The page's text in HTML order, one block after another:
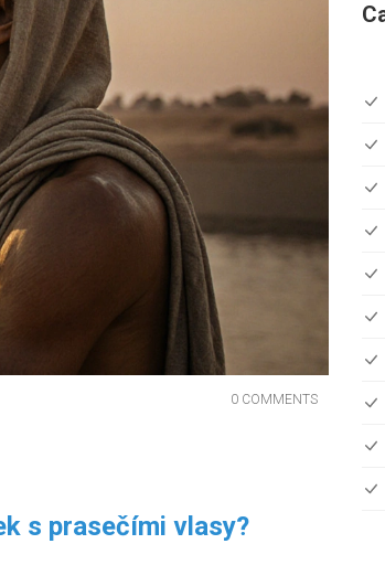
0 COMMENTS
s prasečími vlasy?